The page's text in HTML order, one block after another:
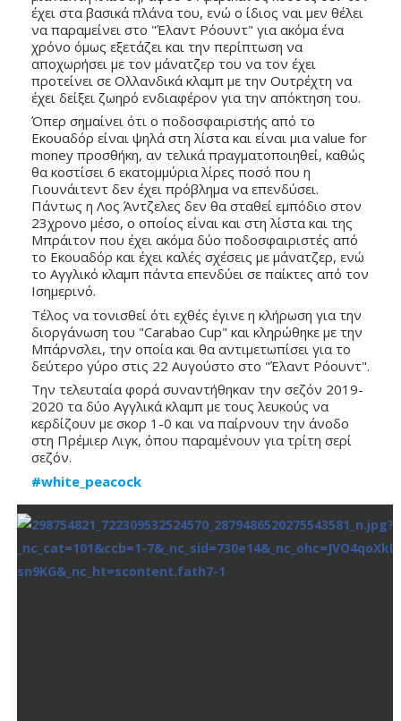
έχει στα βασικά πλάνα του, ενώ ο ίδιος ναι μεν θέλει
να παραμείνει στο "Έλαντ Ρόουντ" για ακόμα ένα
χρόνο όμως εξετάζει και την περίπτωση να
αποχωρήσει με τον μάνατζερ του να τον έχει
προτείνει σε Ολλανδικά κλαμπ με την Ουτρέχτη να
έχει δείξει ζωηρό ενδιαφέρον για την απόκτηση του.
Όπερ σημαίνει ότι ο ποδοσφαιριστής από το
Εκουαδόρ είναι ψηλά στη λίστα και είναι μια value for
money προσθήκη, αν τελικά πραγματοποιηθεί, καθώς
θα κοστίσει 6 εκατομμύρια λίρες ποσό που η
Γιουνάιτεντ δεν έχει πρόβλημα να επενδύσει.
Πάντως η Λος Άντζελες δεν θα σταθεί εμπόδιο στον
23χρονο μέσο, ο οποίος είναι και στη λίστα και της
Μπράιτον που έχει ακόμα δύο ποδοσφαιριστές από
το Εκουαδόρ και έχει καλές σχέσεις με μάνατζερ, ενώ
το Αγγλικό κλαμπ πάντα επενδύει σε παίκτες από τον
Ισημερινό.
Τέλος να τονισθεί ότι εχθές έγινε η κλήρωση για την
διοργάνωση του "Carabao Cup" και κληρώθηκε με την
Μπάρνσλει, την οποία και θα αντιμετωπίσει για το
Την τελευταία φορά συναντήθηκαν την σεζόν 2019-
2020 τα δύο Αγγλικά κλαμπ με τους λευκούς να
κερδίζουν με σκορ 1-0 και να παίρνουν την άνοδο
στη Πρέμιερ Λιγκ, όπου παραμένουν για τρίτη σερί
σεζόν.
#white_peacock